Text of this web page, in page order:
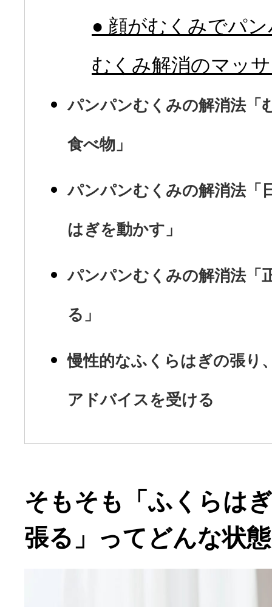
● 顔がむくみでパ
むくみ解消のマッ
パンパンむくみの解消法「
食べ物」
パンパンむくみの解消法「
はぎを動かす」
パンパンむくみの解消法「
る」
慢性的なふくらはぎの張り
アドバイスを受ける
そもそも「ふくらは
張る」ってどんな状